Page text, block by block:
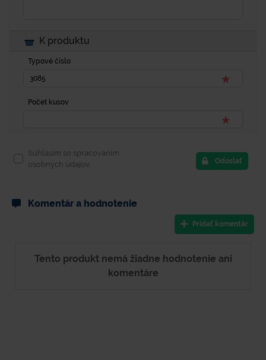
K produktu
Typové číslo
Počet kusov
Súhlasím so spracovaním
osobných údajov.
Odoslať
Komentár a hodnotenie
Pridať komentár
Tento produkt nemá žiadne hodnotenie ani
komentáre